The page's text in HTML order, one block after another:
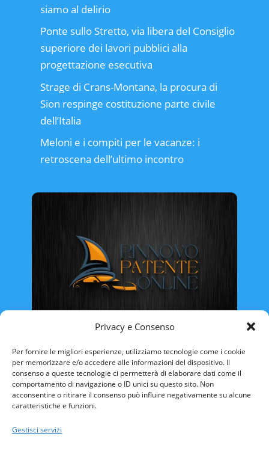
Privacy e Consenso
Per fornire le migliori esperienze, utilizziamo tecnologie come i cookie
per memorizzare e/o accedere alle informazioni del dispositivo. Il
consenso a queste tecnologie ci permetterà di elaborare dati come il
comportamento di navigazione o ID unici su questo sito. Non
acconsentire o ritirare il consenso può influire negativamente su alcune
caratteristiche e funzioni.
Gestisci servizi
siamo al delirio
Ponte sullo Stretto, via libera del Consiglio
superiore dei lavori pubblici alla
progettazione esecutiva
Strage di Crans-Montana, la procura di
Sion respinge costituzione parte civile
dell’Italia
Meloni e i compiti per le vacanze: i
retroscena dell’ultimo incontro
CAMPANIA